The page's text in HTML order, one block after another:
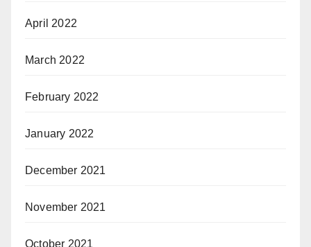
April 2022
March 2022
February 2022
January 2022
December 2021
November 2021
October 2021